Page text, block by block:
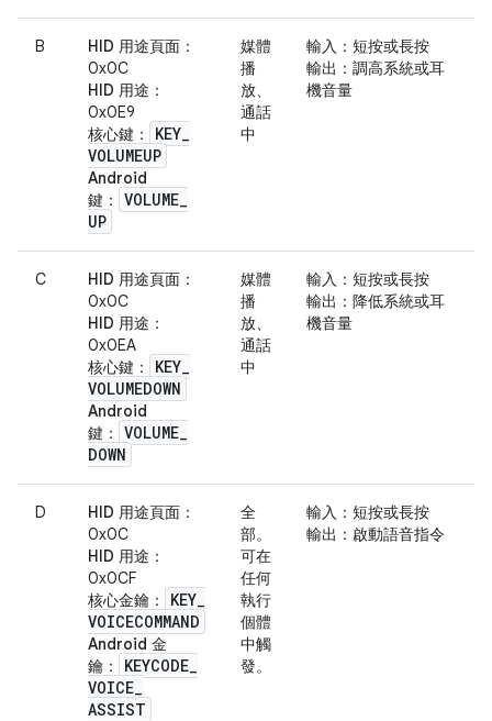
B HID 用途頁面 ：
0x0C
HID 用途 ：
0x0E9
核心鍵 ： KEY_
VOLUMEUP
Android
鍵 ： VOLUME_
UP
媒體
播
放、
通話
中
輸入 ：短按或長按
輸出 ：調高系統或耳
機音量
C HID 用途頁面 ：
0x0C
HID 用途 ：
0x0EA
核心鍵 ： KEY_
VOLUMEDOWN
Android
鍵 ： VOLUME_
DOWN
媒體
播
放、
通話
中
輸入 ：短按或長按
輸出 ：降低系統或耳
機音量
D HID 用途頁面 ：
0x0C
HID 用途 ：
0x0CF
核心金鑰 ： KEY_
VOICECOMMAND
Android 金
鑰 ： KEYCODE_
VOICE_
ASSIST
全
部。
可在
任何
執行
個體
中觸
發。
輸入 ：短按或長按
輸出 ：啟動語音指令